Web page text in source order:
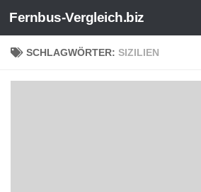
Zum Inhalt springen
Fernbus-Vergleich.biz
SCHLAGWÖRTER: SIZILIEN